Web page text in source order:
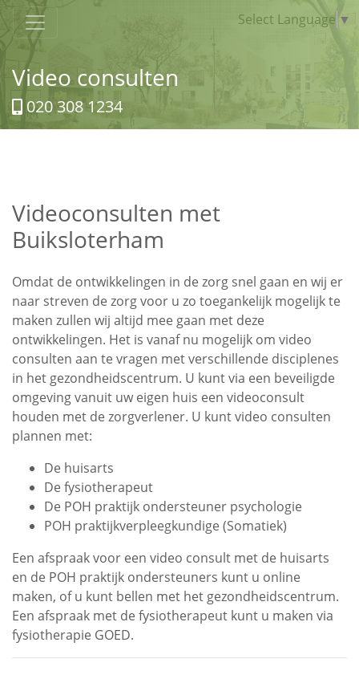
Video consulten
020 308 1234
Select Language ▼
Videoconsulten met
Buiksloterham
Omdat de ontwikkelingen in de zorg snel gaan en wij er
naar streven de zorg voor u zo toegankelijk mogelijk te
maken zullen wij altijd mee gaan met deze
ontwikkelingen. Het is vanaf nu mogelijk om video
consulten aan te vragen met verschillende disciplenes
in het gezondheidscentrum. U kunt via een beveiligde
omgeving vanuit uw eigen huis een videoconsult
houden met de zorgverlener. U kunt video consulten
plannen met:
De huisarts
De fysiotherapeut
De POH praktijk ondersteuner psychologie
POH praktijkverpleegkundige (Somatiek)
Een afspraak voor een video consult met de huisarts
en de POH praktijk ondersteuners kunt u online
maken, of u kunt bellen met het gezondheidscentrum.
Een afspraak met de fysiotherapeut kunt u maken via
fysiotherapie GOED.